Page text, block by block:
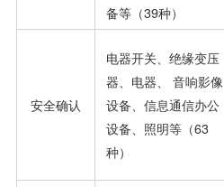
备等（39种）
安全确认
电器开关、绝缘变压
器、电器、 音响影像
设备、信息通信办公
设备、照明等（63
种）